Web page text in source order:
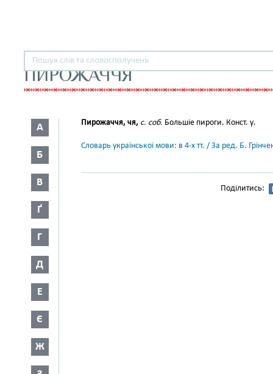
ПИРОЖАЧЧЯ
А
Б
В
Ґ
Г
Д
Е
Є
Ж
Пирожаччя, чя, с. соб. Большіе пироги. Конст. у.
Словарь української мови: в 4-х тт. / За ред. Б.
Поділитись: